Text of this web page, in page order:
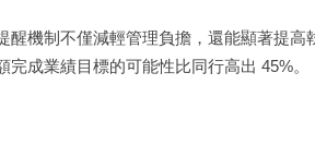
機制不僅減輕管理負擔，還能顯著提高
成業績目標的可能性比同行高出 45%。